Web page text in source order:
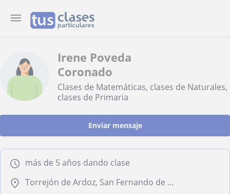
Irene Poveda
Coronado
Clases de Matemáticas, clases de Naturales,
clases de Primaria
Enviar mensaje
más de 5 años dando clase
Torrejón de Ardoz, San Fernando de Henares, Loeches